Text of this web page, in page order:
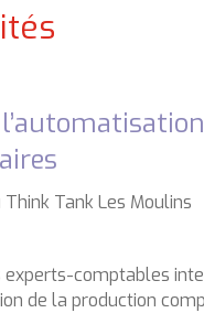
Tank Les Moulins
experts-comptables
de la production